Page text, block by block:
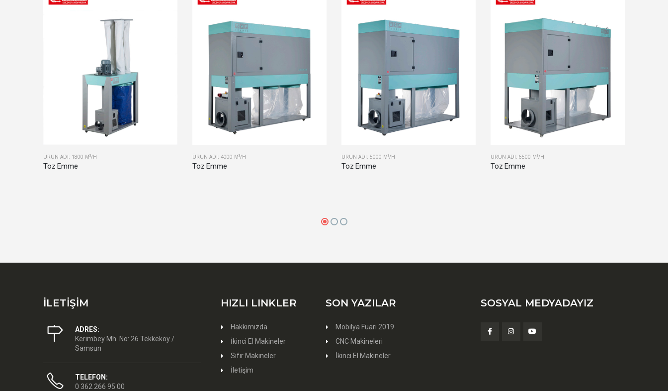
ÜRÜN ADI: 1800 M³/H
Toz Emme
ÜRÜN ADI: 4000 M³/H
Toz Emme
ÜRÜN ADI: 5000 M³/H
Toz Emme
ÜRÜN ADI: 6500 M³/H
Toz Emme
İLETİŞİM
ADRES:
Kerimbey Mh. No: 26 Tekkeköy /
Samsun
TELEFON:
0 362 266 95 00
HIZLI LINKLER
Hakkımızda
İkinci El Makineler
Sıfır Makineler
İletişim
SON YAZILAR
Mobilya Fuarı 2019
CNC Makineleri
İkinci El Makineler
SOSYAL MEDYADAYIZ